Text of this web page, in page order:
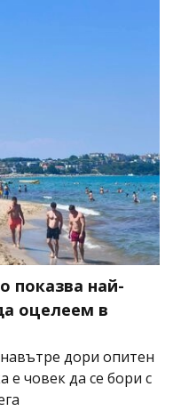
показва най-
оцелеем в
дори опитен
е човек да се бори с